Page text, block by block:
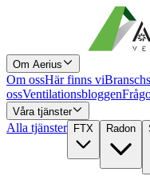
Om Aerius
Om ossHär finns vi
ossVentilationsbloggen
Våra tjänster
Alla tjänster FTX Radon